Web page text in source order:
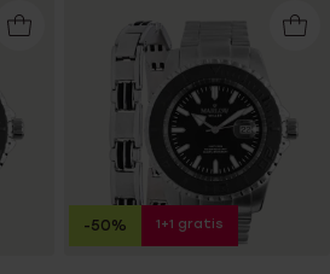
-50% 1+1 gratis